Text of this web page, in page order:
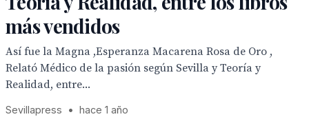
más vendidos
Así fue la Magna ,Esperanza Macarena Rosa de Oro ,
Relató Médico de la pasión según Sevilla y Teoría y
Realidad, entre...
Sevillapress • hace 1 año